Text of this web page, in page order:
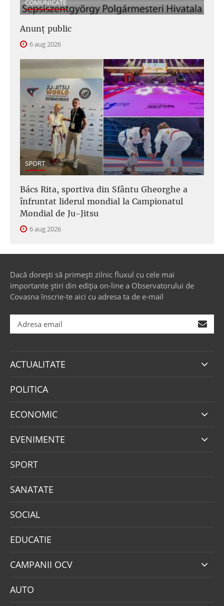
COMUNICATE
Anunţ public
6 aug 2026
SPORT
Bács Rita, sportiva din Sfântu Gheorghe a
înfruntat liderul mondial la Campionatul
Mondial de Ju-Jitsu
6 aug 2026
Dacă dorești să primești zilnic fluxul cu cele mai
importante știri din ediția on-line a Observatorului de
Covasna înscrie-te aici cu adresa ta de e-mail
ACTUALITATE
POLITICA
ECONOMIC
EVENIMENTE
SPORT
SANATATE
SOCIAL
EDUCATIE
CAMPANII OCV
AUTO